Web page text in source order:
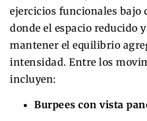
ejercicios funcionales bajo
donde el espacio reducido
mantener el equilibrio
intensidad. Entre los
incluyen:
Burpees con vista